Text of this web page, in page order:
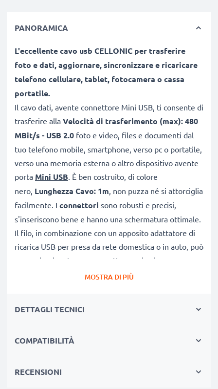
PANORAMICA
L'eccellente cavo usb CELLONIC per trasferire
foto e dati, aggiornare, sincronizzare e ricaricare
telefono cellulare, tablet, fotocamera o cassa
portatile.
Il cavo dati, avente connettore Mini USB, ti consente di
trasferire alla Velocità di trasferimento (max): 480
MBit/s - USB 2.0 foto e video, files e documenti dal
tuo telefono mobile, smartphone, verso pc o portatile,
verso una memoria esterna o altro dispositivo avente
porta Mini USB. È ben costruito, di colore
nero, Lunghezza Cavo: 1m, non puzza né si attorciglia
facilmente. I connettori sono robusti e precisi,
s'inseriscono bene e hanno una schermatura ottimale.
Il filo, in combinazione con un apposito adattatore di
ricarica USB per presa da rete domestica o in auto, può
essere impiegato come cavetto per ricaricare
rapidamente e in totale sicurezza.
TELEFONOA PC, TABLET O FOTOCAMERA
verso una periferica, un portatile o computer
tuo N95 / 6300 / 6110 / 5300
MOSTRA DI PIÙ
DETTAGLI TECNICI
COMPATIBILITÀ
RECENSIONI